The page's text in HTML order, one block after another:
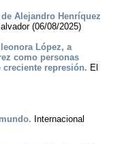
Alejandro Henríquez
(06/08/2025)
López, a
como personas
represión. El
Internacional